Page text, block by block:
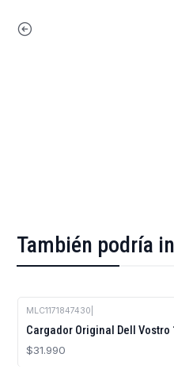
También podría
MLC1171847430
Cargador Original Dell Vostro
$31.990